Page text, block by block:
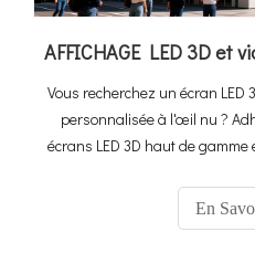
Vous recherchez un écran LED
personnalisée à l'œil nu ?
écrans LED 3D haut de gamme
investissement et les
En